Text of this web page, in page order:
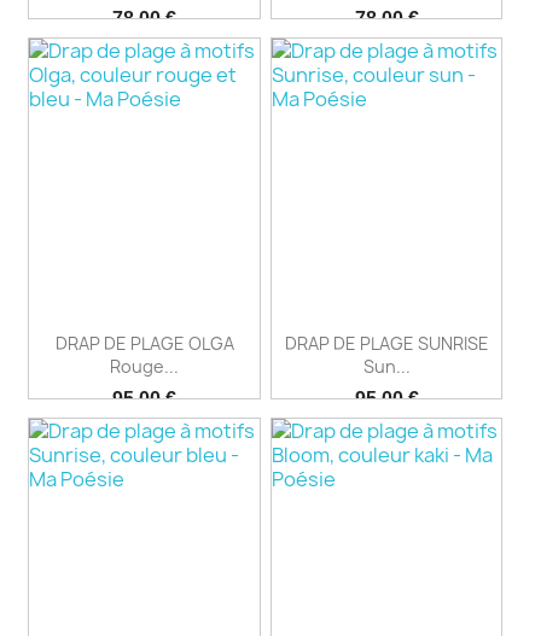
Prix
78,00 € Prix
78,00 €
DRAP DE PLAGE OLGA
Rouge...
Prix
95,00 €
DRAP DE PLAGE SUNRISE
Sun...
Prix
95,00 €